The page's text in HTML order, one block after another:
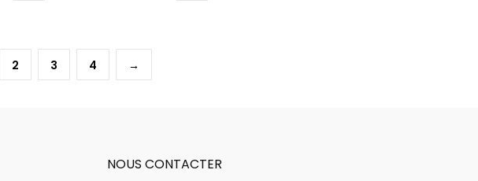
a
plusieurs
variations.
choisies
2 3 4 →
NOUS CONTACTER